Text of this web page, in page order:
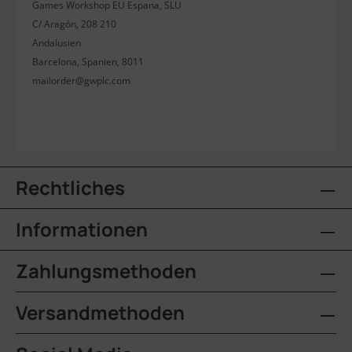
Games Workshop EU Espana, SLU
C/ Aragón, 208 210
Andalusien
Barcelona, Spanien, 8011
mailorder@gwplc.com
Rechtliches
Informationen
Zahlungsmethoden
Versandmethoden